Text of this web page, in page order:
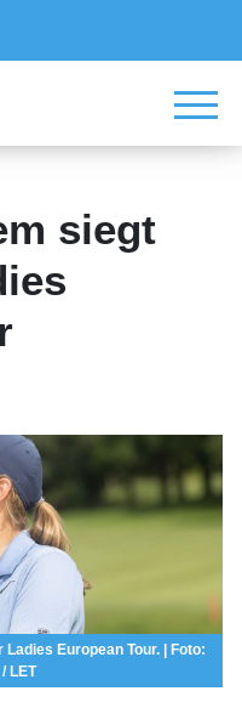
siegt
European Tour. | Foto:
LET